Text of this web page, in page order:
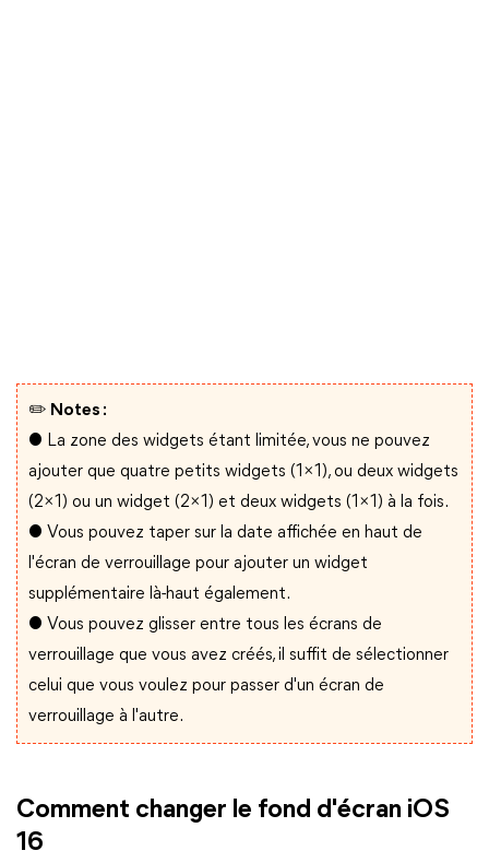
✏️ Notes :
● La zone des widgets étant limitée, vous ne pouvez
ajouter que quatre petits widgets (1×1), ou deux widgets
(2×1) ou un widget (2×1) et deux widgets (1×1) à la fois.
● Vous pouvez taper sur la date affichée en haut de
l'écran de verrouillage pour ajouter un widget
supplémentaire là-haut également.
● Vous pouvez glisser entre tous les écrans de
verrouillage que vous avez créés, il suffit de sélectionner
celui que vous voulez pour passer d'un écran de
verrouillage à l'autre.
Comment changer le fond d'écran iOS
16